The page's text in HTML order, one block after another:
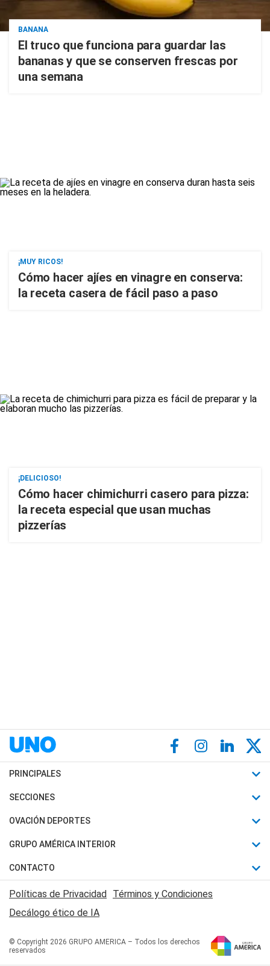
BANANA
El truco que funciona para guardar las
bananas y que se conserven frescas por
una semana
¡MUY RICOS!
Cómo hacer ajíes en vinagre en conserva:
la receta casera de fácil paso a paso
¡DELICIOSO!
Cómo hacer chimichurri casero para pizza:
la receta especial que usan muchas
pizzerías
PRINCIPALES
Últimas Noticias
Política
Judiciales
Economia
SECCIONES
Horóscopo
Motores
Trucos caseros
Series y Películas
Edictos y Solicitadas
OVACIÓN DEPORTES
Fútbol
Mundial
Automovilismo
Rugby
Básquet
GRUPO AMÉRICA INTERIOR
Canal 7 en Vivo
San Juan 8
CONTACTO
Acerca de Nosotros
Contactanos
Políticas de Privacidad Términos y Condiciones
Decálogo ético de IA
© Copyright 2026 GRUPO AMERICA – Todos los derechos
reservados